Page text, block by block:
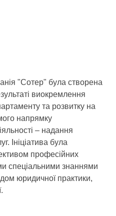
"Сотер" була створена
виокремлення
та розвитку на
напрямку
– надання
Ініціатива була
професійних
спеціальними знаннями
юридичної практики,